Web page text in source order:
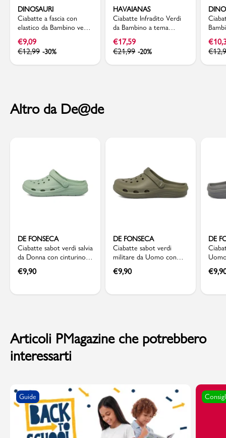
DINOSAURI
Ciabatte a fascia con
elastico da Bambino verdi
e blu Dinosauri
€9,09
€12,99 -30%
HAVAIANAS
Ciabatte Infradito Verdi
da Bambino a tema
Minecraft Havaianas
€17,59
€21,99 -20%
€
€
Altro da De@de
DE FONSECA
Ciabatte sabot verdi salvia
da Donna con cinturino
mobile De Fonseca
€9,90
DE FONSECA
Ciabatte sabot verdi
militare da Uomo con
cinturino De Fonseca
€9,90
DE
€
Articoli PMagazine che potrebbero
interessarti
Guide